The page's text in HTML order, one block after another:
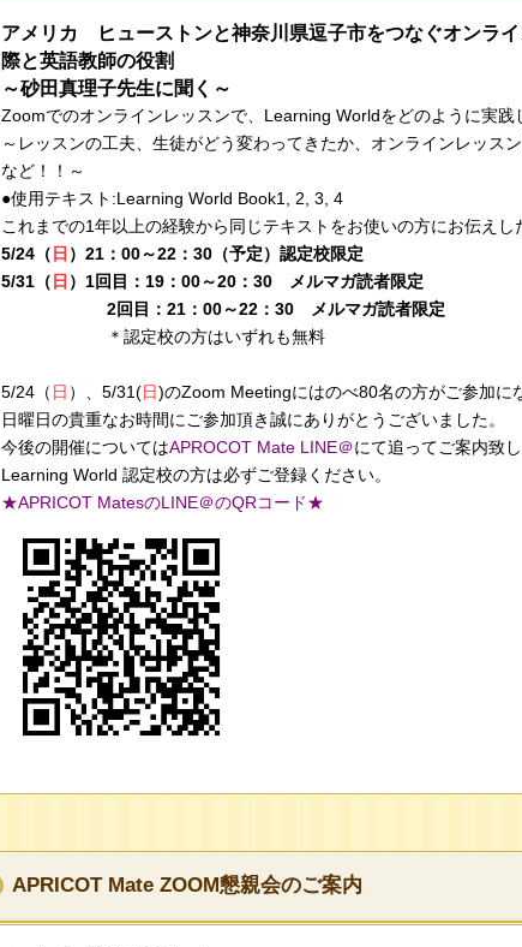
アメリカ ヒューストンと神奈川県逗子市をつなぐオンラ
際と英語教師の役割
～砂田真理子先生に聞く～
Zoomでのオンラインレッスンで、Learning Worldをどのように実践
～レッスンの工夫、生徒がどう変わってきたか、オンラインレッス
など！！～
●使用テキスト:Learning World Book1, 2, 3, 4
これまでの1年以上の経験から同じテキストをお使いの方にお伝えし
5/24（ 日 ）21：00～22：30（予定）認定校限定
5/31（ 日 ）1回目：19：00～20：30 メルマガ読者限定
2回目：21：00～22：30 メルマガ読者限定
＊認定校の方はいずれも無料
5/24（ 日 ）、5/31(日)のZoom Meetingにはのべ80名の方がご参加に
日曜日の貴重なお時間にご参加頂き誠にありがとうございました。
今後の開催についてはAPROCOT Mate LINE＠にて追ってご案内致し
Learning World 認定校の方は必ずご登録ください。
★APRICOT MatesのLINE＠のQRコード★
APRICOT Mate ZOOM懇親会のご案内